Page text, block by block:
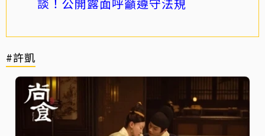
談！公開露面呼籲遵守法規
#許凱